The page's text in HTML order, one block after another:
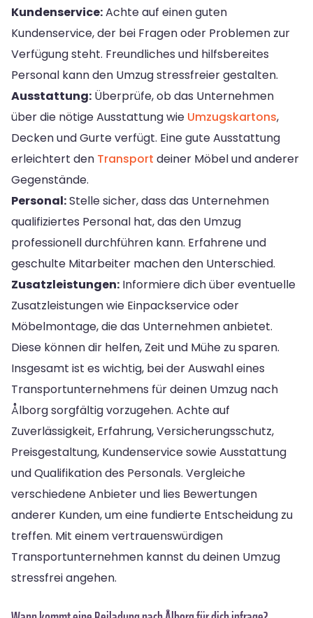
Kundenservice:Achte auf einen guten
Kundenservice, der bei Fragen oder Problemen zur
Verfügung steht. Freundliches und hilfsbereites
Personal kann den Umzug stressfreier gestalten.
Ausstattung: Überprüfe, ob das Unternehmen
über die nötige Ausstattung wie Umzugskartons,
Decken und Gurte verfügt. Eine gute Ausstattung
erleichtert den Transport deiner Möbel und anderer
Gegenstände.
Personal:Stelle sicher, dass das Unternehmen
qualifiziertes Personal hat, das den Umzug
professionell durchführen kann. Erfahrene und
geschulte Mitarbeiter machen den Unterschied.
Zusatzleistungen: Informiere dich über eventuelle
Zusatzleistungen wie Einpackservice oder
Möbelmontage, die das Unternehmen anbietet.
Diese können dir helfen, Zeit und Mühe zu sparen.
Insgesamt ist es wichtig, bei der Auswahl eines
Transportunternehmens für deinen Umzug nach
Ålborg sorgfältig vorzugehen. Achte auf
Zuverlässigkeit, Erfahrung, Versicherungsschutz,
Preisgestaltung, Kundenservice sowie Ausstattung
und Qualifikation des Personals. Vergleiche
verschiedene Anbieter und lies Bewertungen
anderer Kunden, um eine fundierte Entscheidung zu
treffen. Mit einem vertrauenswürdigen
Transportunternehmen kannst du deinen Umzug
stressfrei angehen.